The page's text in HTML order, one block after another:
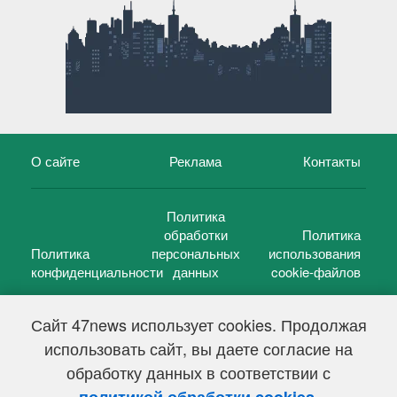
Сайт 47news использует cookies. Продолжая
использовать сайт, вы даете согласие на
обработку данных в соответствии с
О сайте Реклама Контакты
Политика
конфиденциальности
Политика
обработки
персональных
данных
Политика
использования
cookie-файлов
47 новостей (47 news)2005 — 2026 г.
Свидетельство о регистрации СМИ Эл № ФС 77-39848, выдано
Федеральной службой по надзору в сфере связи,